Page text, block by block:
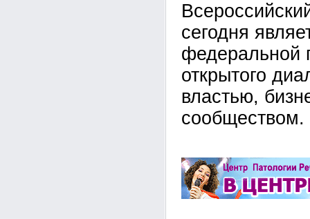
сегодня
федеральной
открытого
властью,
сообществом.